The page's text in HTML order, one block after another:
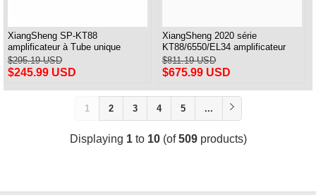
XiangSheng SP-KT88
amplificateur à Tube unique
classe A USB DAC MM Phono
casque Bluetooth
$295.19 USD
$245.99 USD
XiangSheng 2020 série
KT88/6550/EL34 amplificateur
intégré à tube push-pull avec
Bluetooth sans perte HIFI
$811.19 USD
$675.99 USD
1 2 3 4 5 ...
Displaying 1to 10(of509products)